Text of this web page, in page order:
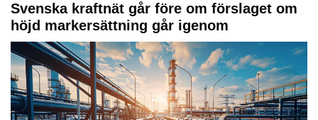
Svenska kraftnät går före om förslaget om
höjd markersättning går igenom